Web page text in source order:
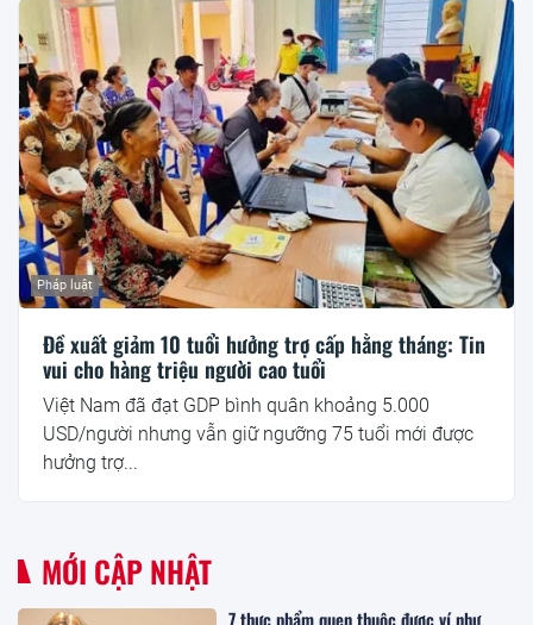
Pháp luật
Đề xuất giảm 10 tuổi hưởng trợ cấp hằng tháng: Tin
vui cho hàng triệu người cao tuổi
Việt Nam đã đạt GDP bình quân khoảng 5.000
USD/người nhưng vẫn giữ ngưỡng 75 tuổi mới được
hưởng trợ...
MỚI CẬP NHẬT
7 thực phẩm quen thuộc được ví như